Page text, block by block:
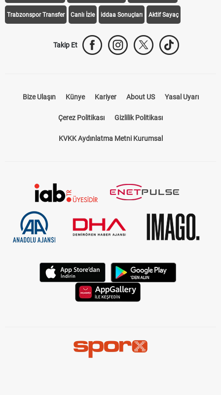
Trabzonspor Transfer Canlı İzle iddaa Sonuçları Aktif Sayaç
Takip Et
Bize Ulaşın Künye Kariyer About US Yasal Uyarı
Çerez Politikası Gizlilik Politikası
KVKK Aydınlatma Metni Kurumsal